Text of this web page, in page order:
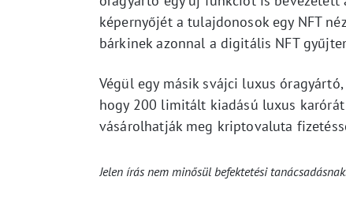
képernyőjét a tulajdonosok egy NFT
bárkinek azonnal a digitális NFT
Végül egy másik svájci luxus óragyártó,
hogy 200 limitált kiadású luxus
vásárolhatják meg kriptovaluta
Jelen írás nem minősül befektetési